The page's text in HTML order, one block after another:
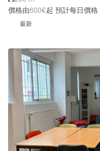
價格由600€起 預計每日價格
最新